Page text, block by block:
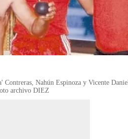
Nahún Espinoza y Vicente
archivo DIEZ